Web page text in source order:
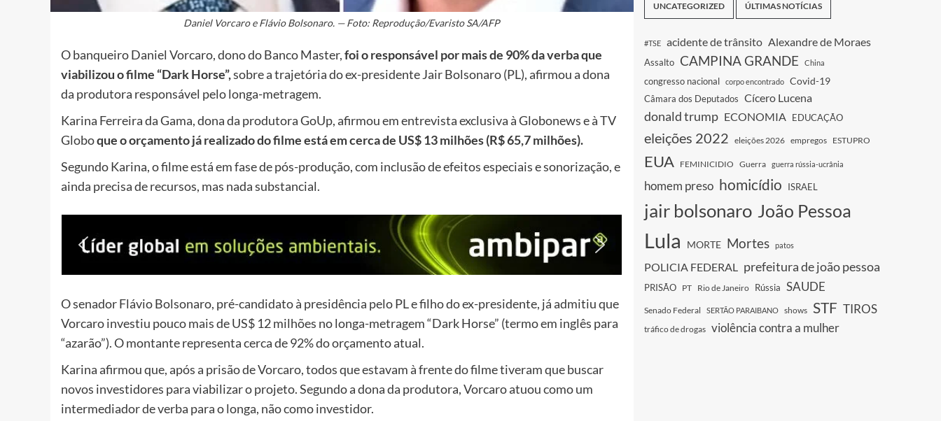
Daniel Vorcaro e Flávio Bolsonaro. — Foto: Reprodução/Evaristo SA/AFP
O banqueiro Daniel Vorcaro, dono do Banco Master,foi o responsável por mais de 90% da verba que
viabilizou o filme “Dark Horse”,sobre a trajetória do ex-presidente Jair Bolsonaro (PL), afirmou a dona
da produtora responsável pelo longa-metragem.
Karina Ferreira da Gama, dona da produtora GoUp, afirmou em entrevista exclusiva à Globonews e à TV
Globoque o orçamento já realizado do filme está em cerca de US$ 13 milhões (R$ 65,7 milhões).
Segundo Karina, o filme está em fase de pós-produção, com inclusão de efeitos especiais e sonorização, e
ainda precisa de recursos, mas nada substancial.
O senador Flávio Bolsonaro, pré-candidato à presidência pelo PL e filho do ex-presidente, já admitiu que
Vorcaro investiu pouco mais de US$ 12 milhões no longa-metragem “Dark Horse” (termo em inglês para
“azarão”). O montante representa cerca de 92% do orçamento atual.
Karina afirmou que, após a prisão de Vorcaro, todos que estavam à frente do filme tiveram que buscar
novos investidores para viabilizar o projeto.Segundo a dona da produtora, Vorcaro atuou como um
intermediador de verba para o longa, não como investidor.
UNCATEGORIZED ÚLTIMAS NOTÍCIAS
#TSE acidente de trânsito Alexandre de Moraes
Assalto CAMPINA GRANDE China
congresso nacional corpo encontrado Covid-19
Câmara dos Deputados Cícero Lucena
donald trump ECONOMIA EDUCAÇÃO
eleições 2022 eleições 2026 empregos ESTUPRO
EUA FEMINICIDIO Guerra guerra rússia-ucrânia
homem preso homicídio ISRAEL
jair bolsonaro João Pessoa
Lula MORTE Mortes patos
POLICIA FEDERAL prefeitura de joão pessoa
PRISÃO PT Rio de Janeiro Rússia SAUDE
Senado Federal SERTÃO PARAIBANO shows STF TIROS
tráfico de drogas violência contra a mulher